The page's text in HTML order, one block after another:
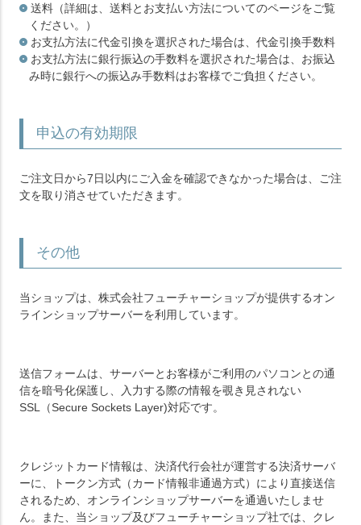
送料（詳細は、送料とお支払い方法についてのページをご覧
ください。）
お支払方法に代金引換を選択された場合は、代金引換手数料
お支払方法に銀行振込の手数料を選択された場合は、お振込
み時に銀行への振込み手数料はお客様でご負担ください。
申込の有効期限
ご注文日から7日以内にご入金を確認できなかった場合は、ご注
文を取り消させていただきます。
その他
当ショップは、株式会社フューチャーショップが提供するオン
ラインショップサーバーを利用しています。
送信フォームは、サーバーとお客様がご利用のパソコンとの通
信を暗号化保護し、入力する際の情報を覗き見されない
SSL（Secure Sockets Layer)対応です。
クレジットカード情報は、決済代行会社が運営する決済サーバ
ーに、トークン方式（カード情報非通過方式）により直接送信
されるため、オンラインショップサーバーを通過いたしませ
ん。また、当ショップ及びフューチャーショップ社では、クレ